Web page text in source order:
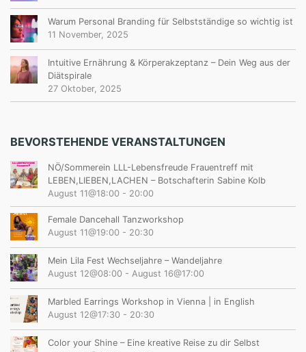
Warum Personal Branding für Selbstständige so wichtig ist
11 November, 2025
Intuitive Ernährung & Körperakzeptanz – Dein Weg aus der
Diätspirale
27 Oktober, 2025
BEVORSTEHENDE VERANSTALTUNGEN
NÖ/Sommerein LLL-Lebensfreude Frauentreff mit
LEBEN,LIEBEN,LACHEN – Botschafterin Sabine Kolb
August 11@18:00 - 20:00
Female Dancehall Tanzworkshop
August 11@19:00 - 20:30
Mein Lila Fest Wechseljahre – Wandeljahre
August 12@08:00 - August 16@17:00
Marbled Earrings Workshop in Vienna | in English
August 12@17:30 - 20:30
Color your Shine – Eine kreative Reise zu dir Selbst